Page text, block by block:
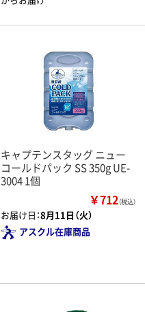
キャプテンスタッグ ニュー
コールドパック SS 350g UE-
3004 1個
￥712（税込）
お届け日：8月11日（火）
アスクル在庫商品